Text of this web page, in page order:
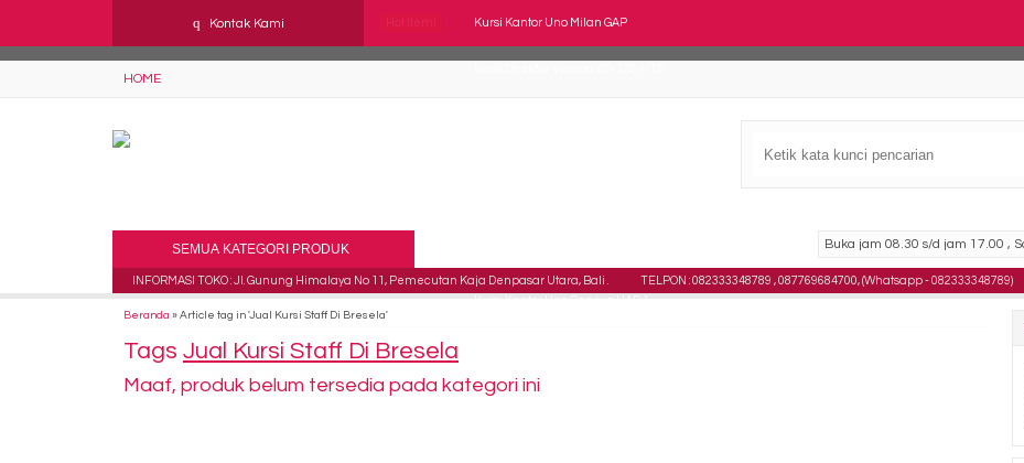
q Kontak Kami Hot Item! Kursi Kantor Uno Milan GAP
HOME
Buka jam 08.30 s/d jam 17.00 ,
SEMUA KATEGORI PRODUK
INFORMASI TOKO : Jl. Gunung Himalaya No 11, Pemecutan Kaja Denpasar Utara, Bali . TELPON : 082333348789 , 087769684700, (Whatsapp - 082333348789)
Beranda » Article tag in 'Jual Kursi Staff Di Bresela'
Tags Jual Kursi Staff Di Bresela
Maaf, produk belum tersedia pada kategori ini